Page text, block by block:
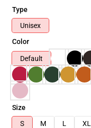
Type
Unisex
Color
Default
Size
S
M L XL